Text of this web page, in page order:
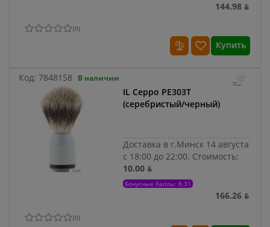
144.98 ƃ
(0)
Купить
Код: 7848158 В наличии
IL Ceppo PE303T
(серебристый/черный)
Доставка в г.Минск 14 августа
с 18:00 до 22:00. Стоимость:
10.00 ƃ
Бонусные баллы: 8.31
166.26 ƃ
(0)